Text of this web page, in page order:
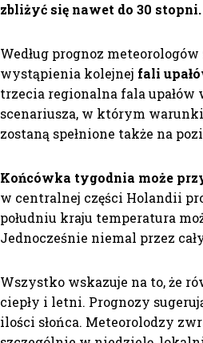
zbliżyć się nawet do 30 stopni.
Według prognoz
wystąpienia kolejnej fali
trzecia regionalna fala
scenariusza, w którym
zostaną spełnione także na
Końcówka tygodnia może
w centralnej części Holandii
południu kraju temperatura
Jednocześnie niemal przez
Wszystko wskazuje na to, że
ciepły i letni. Prognozy
ilości słońca. Meteorolodzy